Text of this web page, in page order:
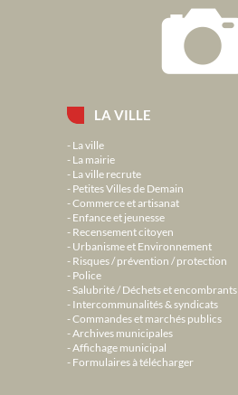
LA VILLE
La ville
La mairie
La ville recrute
Petites Villes de Demain
Commerce et artisanat
Enfance et jeunesse
Recensement citoyen
Urbanisme et Environnement
Risques / prévention / protection
Police
Salubrité / Déchets et encombrants
Intercommunalités & syndicats
Commandes et marchés publics
Archives municipales
Affichage municipal
Formulaires à télécharger